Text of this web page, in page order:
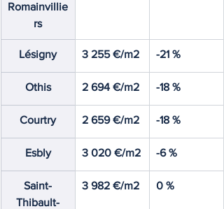
Romainvillie
rs
Lésigny 3 255 €/m2 -21 %
Othis 2 694 €/m2 -18 %
Courtry 2 659 €/m2 -18 %
Esbly 3 020 €/m2 -6 %
Saint-
Thibault-
3 982 €/m2 0 %